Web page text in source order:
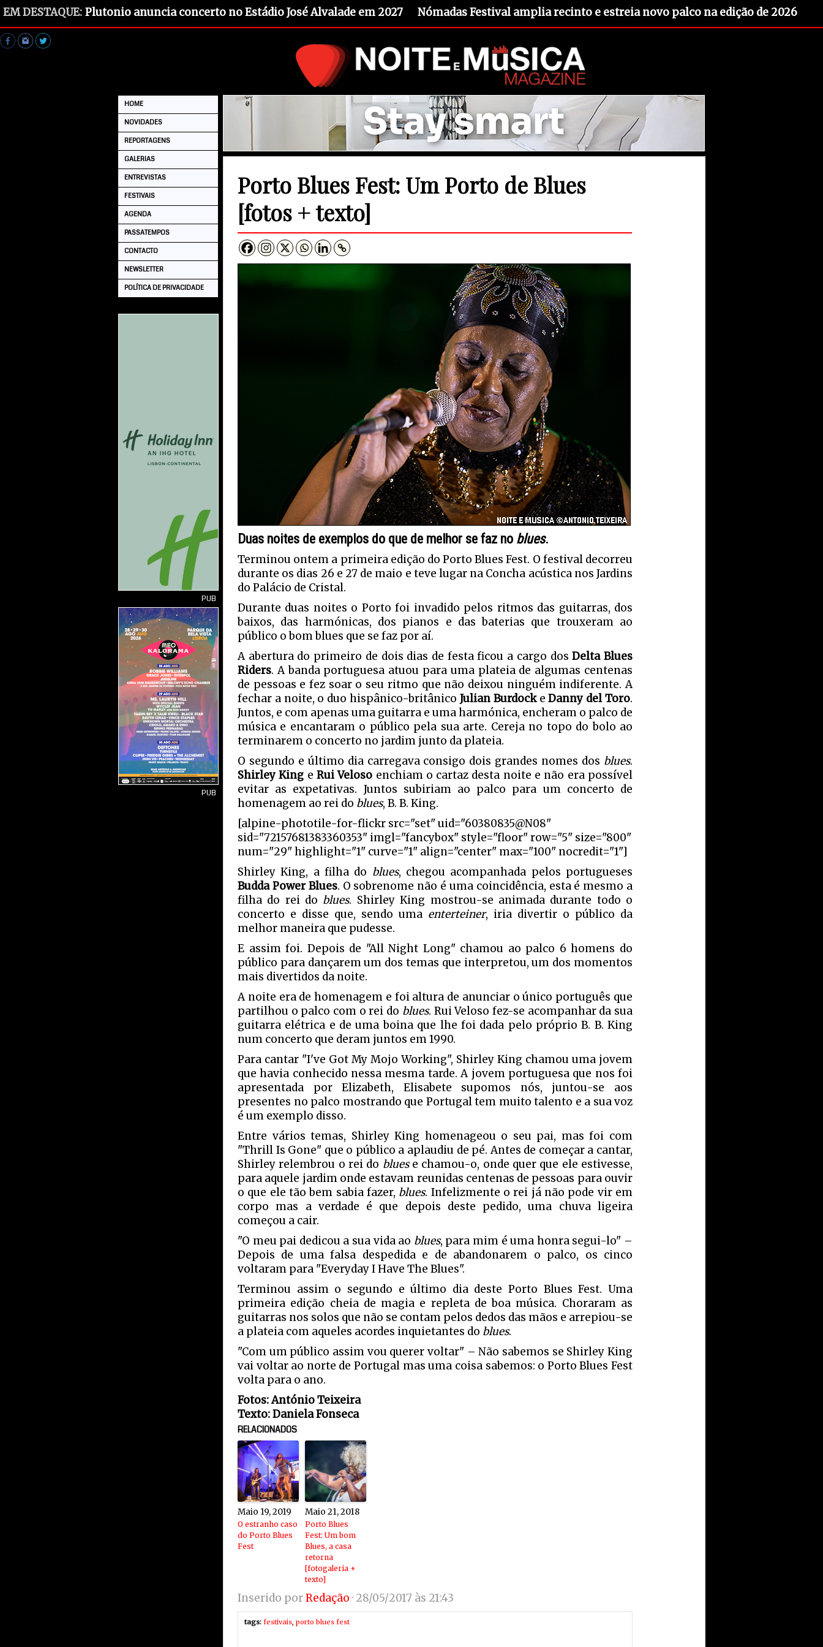
EM DESTAQUE: Plutonio anuncia concerto no Estádio José Alvalade em 2027 Nómadas Festival amplia recinto e estreia novo palco na edição de 2026
HOME
NOVIDADES
REPORTAGENS
GALERIAS
ENTREVISTAS
FESTIVAIS
AGENDA
PASSATEMPOS
CONTACTO
NEWSLETTER
POLÍTICA DE PRIVACIDADE
PUB
PUB
Porto Blues Fest: Um Porto de Blues
[fotos + texto]
Duas noites de exemplos do que de melhor se faz no blues.
Terminou ontem a primeira edição do Porto Blues Fest. O festival decorreu
durante os dias 26 e 27 de maio e teve lugar na Concha acústica nos Jardins
do Palácio de Cristal.
Durante duas noites o Porto foi invadido pelos ritmos das guitarras, dos
baixos, das harmónicas, dos pianos e das baterias que trouxeram ao
público o bom blues que se faz por aí.
A abertura do primeiro de dois dias de festa ficou a cargo dosDelta Blues
Riders. A banda portuguesa atuou para uma plateia de algumas centenas
de pessoas e fez soar o seu ritmo que não deixou ninguém indiferente. A
fechar a noite, o duo hispânico-britânico Julian BurdockeDanny del Toro.
Juntos, e com apenas uma guitarra e uma harmónica, encheram o palco de
música e encantaram o público pela sua arte. Cereja no topo do bolo ao
terminarem o concerto no jardim junto da plateia.
O segundo e último dia carregava consigo dois grandes nomes dos blues.
Shirley King e Rui Veloso enchiam o cartaz desta noite e não era possível
evitar as expetativas. Juntos subiriam ao palco para um concerto de
homenagem ao rei do blues, B. B. King.
[alpine-phototile-for-flickr src="set" uid="60380835@N08"
sid="72157681383360353" imgl="fancybox" style="floor" row="5" size="800"
num="29" highlight="1" curve="1" align="center" max="100" nocredit="1"]
Shirley King, a filha do blues, chegou acompanhada pelos portugueses
Budda Power Blues. O sobrenome não é uma coincidência, esta é mesmo a
filha do rei do blues. Shirley King mostrou-se animada durante todo o
concerto e disse que, sendo uma enterteiner, iria divertir o público da
melhor maneira que pudesse.
E assim foi. Depois de "All Night Long" chamou ao palco 6 homens do
público para dançarem um dos temas que interpretou, um dos momentos
mais divertidos da noite.
A noite era de homenagem e foi altura de anunciar o único português que
partilhou o palco com o rei do blues. Rui Veloso fez-se acompanhar da sua
guitarra elétrica e de uma boina que lhe foi dada pelo próprio B. B. King
num concerto que deram juntos em 1990.
Para cantar "I've Got My Mojo Working", Shirley King chamou uma jovem
que havia conhecido nessa mesma tarde. A jovem portuguesa que nos foi
apresentada por Elizabeth, Elisabete supomos nós, juntou-se aos
presentes no palco mostrando que Portugal tem muito talento e a sua voz
é um exemplo disso.
Entre vários temas, Shirley King homenageou o seu pai, mas foi com
"Thrill Is Gone" que o público a aplaudiu de pé. Antes de começar a cantar,
Shirley relembrou o rei do bluese chamou-o, onde quer que ele estivesse,
para aquele jardim onde estavam reunidas centenas de pessoas para ouvir
o que ele tão bem sabia fazer, blues. Infelizmente o rei já não pode vir em
corpo mas a verdade é que depois deste pedido, uma chuva ligeira
começou a cair.
"O meu pai dedicou a sua vida ao blues, para mim é uma honra segui-lo" –
Depois de uma falsa despedida e de abandonarem o palco, os cinco
voltaram para "Everyday I Have The Blues".
Terminou assim o segundo e último dia deste Porto Blues Fest. Uma
primeira edição cheia de magia e repleta de boa música. Choraram as
guitarras nos solos que não se contam pelos dedos das mãos e arrepiou-se
a plateia com aqueles acordes inquietantes do blues.
"Com um público assim vou querer voltar" – Não sabemos se Shirley King
vai voltar ao norte de Portugal mas uma coisa sabemos: o Porto Blues Fest
volta para o ano.
Fotos: António Teixeira
Texto: Daniela Fonseca
RELACIONADOS
Maio 19, 2019
O estranho caso
do Porto Blues
Fest
Maio 21, 2018
Porto Blues
Fest: Um bom
Blues, a casa
retorna
[fotogaleria +
texto]
Inserido porRedação · 28/05/2017 às 21:43
tags: festivais, porto blues fest